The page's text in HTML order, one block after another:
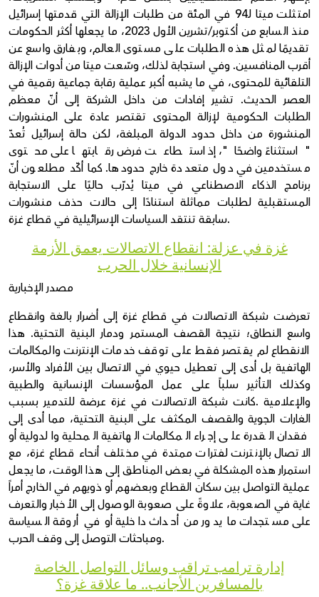
امتثلت ميتا لـ94 في المئة من طلبات الإزالة التي قدمتها إسرائيل
منذ السابع من أكتوبر/تشرين الأول 2023، ما يجعلها أكثر الحكومات
تقديمًا لمثل هذه الطلبات على مستوى العالم، وبفارق واسع عن
أقرب المنافسين. وفي استجابة لذلك، وسّعت ميتا من أدوات الإزالة
التلقائية للمحتوى، في ما يشبه أكبر عملية رقابة جماعية رقمية في
العصر الحديث. تشير إفادات من داخل الشركة إلى أنّ معظم
الطلبات الحكومية لإزالة المحتوى تقتصر عادة على المنشورات
المنشورة من داخل حدود الدولة المبلغة، لكن حالة إسرائيل تُعدّ
"استثناءً واضحًا"، إذ استطاعت فرض رقابتها على محتوى
مستخدمين في دول متعددة خارج حدودها. كما أكّد مطلعون أنّ
برنامج الذكاء الاصطناعي في ميتا يُدرّب حاليًا على الاستجابة
المستقبلية لطلبات مماثلة استنادًا إلى حالات حذف منشورات
سابقة تنتقد السياسات الإسرائيلية في قطاع غزة.
غزة في عزلة: انقطاع الاتصالات يعمق الأزمة
الإنسانية خلال الحرب
مصدر الإخبارية
تعرضت شبكة الاتصالات في قطاع غزة إلى أضرار بالغة وانقطاع
واسع النطاق؛ نتيجة القصف المستمر ودمار البنية التحتية. هذا
الانقطاع لم يقتصر فقط على توقف خدمات الإنترنت والمكالمات
الهاتفية بل أدى إلى تعطيل حيوي في الاتصال بين الأفراد والأسر،
وكذلك التأثير سلباً على عمل المؤسسات الإنسانية والطبية
والإعلامية .كانت شبكة الاتصالات في غزة عرضة للتدمير بسبب
الغارات الجوية والقصف المكثف على البنية التحتية، مما أدى إلى
فقدان القدرة على إجراء المكالمات الهاتفية المحلية والدولية أو
الاتصال بالإنترنت لفترات ممتدة في مختلف أنحاء قطاع غزة، مع
استمرار هذه المشكلة في بعض المناطق إلى هذا الوقت، ما يجعل
عملية التواصل بين سكان القطاع وبعضهم أو ذويهم في الخارج أمراً
غاية في الصعوبة، علاوةً على صعوبة الوصول إلى الأخبار والتعرف
على مستجدات ما يدور من أحداث داخلية أو في أروقة السياسة
ومباحثات التوصل إلى وقف الحرب.
إدارة ترامب تراقب وسائل التواصل الخاصة
بالمسافرين الأجانب.. ما علاقة غزة؟